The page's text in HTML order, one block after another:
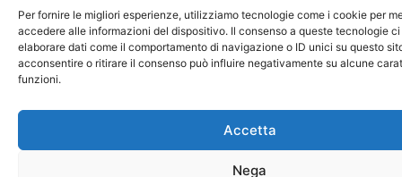
Per fornire le migliori esperienze, utilizziamo tecnologie come i cookie per
accedere alle informazioni del dispositivo. Il consenso a queste tecnologie
elaborare dati come il comportamento di navigazione o ID unici su questo
acconsentire o ritirare il consenso può influire negativamente su alcune
funzioni.
Accetta
Nega